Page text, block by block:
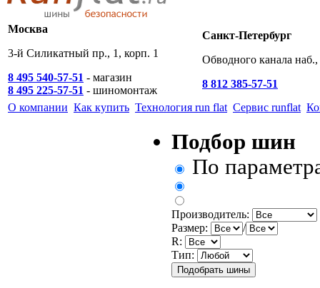
Москва
3-й Силикатный пр., 1, корп. 1
8 495 540-57-51 - магазин
8 495 225-57-51 - шиномонтаж
Санкт-Петербург
Обводного канала
8 812 385-57-51
О компании Как купить Технология run flat Сервис runflat
Подбор шин
По
Производитель:
Размер:
/
R:
Тип: